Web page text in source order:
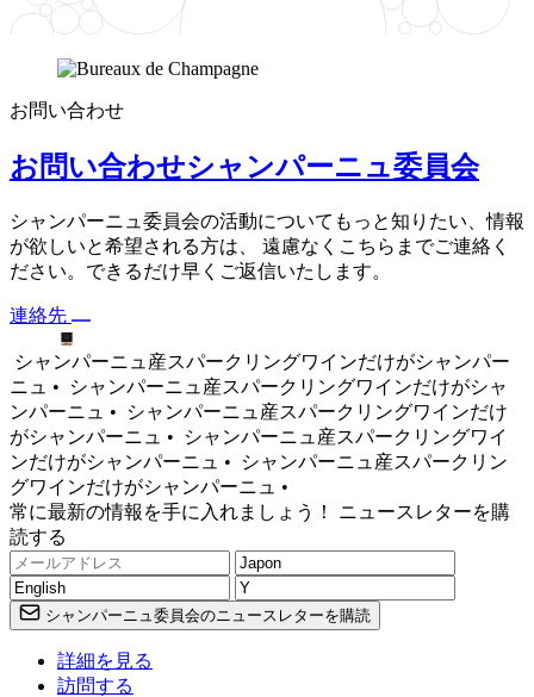
お問い合わせ
お問い合わせシャンパーニュ委員会
シャンパーニュ委員会の活動についてもっと知りたい、情報
が欲しいと希望される方は、 遠慮なくこちらまでご連絡く
ださい。できるだけ早くご返信いたします。
連絡先
シャンパーニュ産スパークリングワインだけがシャンパー
ニュ •
シャンパーニュ産スパークリングワインだけがシャ
ンパーニュ •
シャンパーニュ産スパークリングワインだけ
がシャンパーニュ •
シャンパーニュ産スパークリングワイ
ンだけがシャンパーニュ •
シャンパーニュ産スパークリン
グワインだけがシャンパーニュ •
常に最新の情報を手に入れましょう！ ニュースレターを購
読する
シャンパーニュ委員会のニュースレターを購読
詳細を見る
訪問する